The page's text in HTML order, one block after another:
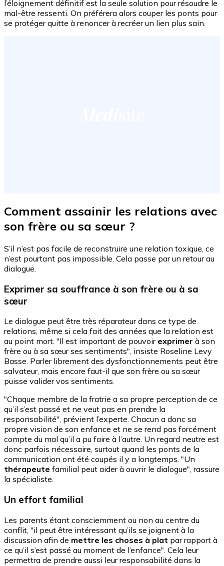
l’éloignement définitif est la seule solution pour résoudre le
mal-être ressenti. On préférera alors couper les ponts pour
se protéger quitte à renoncer à recréer un lien plus sain.
Comment assainir les relations avec
son frère ou sa sœur ?
S’il n’est pas facile de reconstruire une relation toxique, ce
n’est pourtant pas impossible. Cela passe par un retour au
dialogue.
Exprimer sa souffrance à son frère ou à sa
sœur
Le dialogue peut être très réparateur dans ce type de
relations, même si cela fait des années que la relation est
au point mort. "Il est important de pouvoir exprimer à son
frère ou à sa sœur ses sentiments", insiste Roseline Levy
Basse. Parler librement des dysfonctionnements peut être
salvateur, mais encore faut-il que son frère ou sa sœur
puisse valider vos sentiments.
"Chaque membre de la fratrie a sa propre perception de ce
qu’il s’est passé et ne veut pas en prendre la
responsabilité", prévient l’experte. Chacun a donc sa
propre vision de son enfance et ne se rend pas forcément
compte du mal qu’il a pu faire à l’autre. Un regard neutre est
donc parfois nécessaire, surtout quand les ponts de la
communication ont été coupés il y a longtemps. "Un
thérapeute familial peut aider à ouvrir le dialogue", rassure
la spécialiste.
Un effort familial
Les parents étant consciemment ou non au centre du
conflit, "il peut être intéressant qu’ils se joignent à la
discussion afin de mettre les choses à plat par rapport à
ce qu’il s’est passé au moment de l’enfance". Cela leur
permettra de prendre aussi leur responsabilité dans la